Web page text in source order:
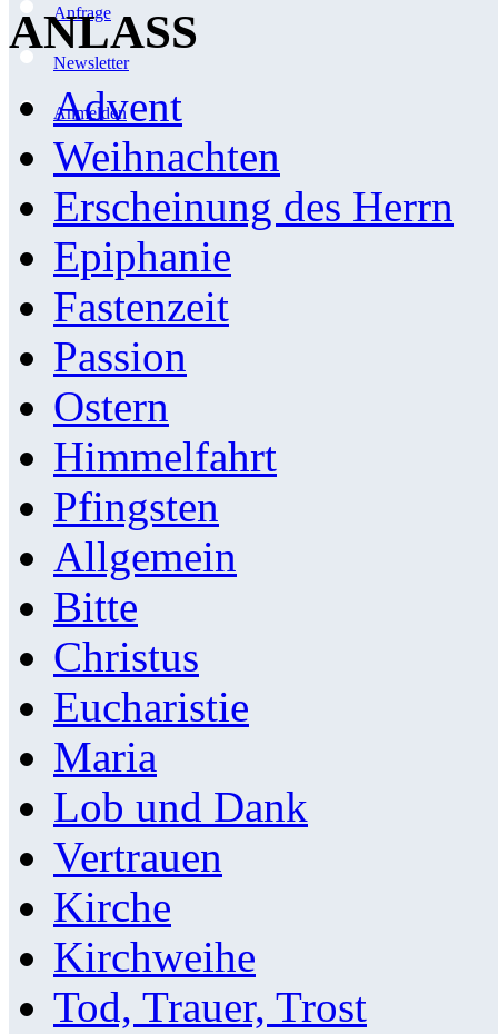
Anfrage
Newsletter
Anmelden
ANLASS
Advent
Weihnachten
Erscheinung des Herrn
Epiphanie
Fastenzeit
Passion
Ostern
Himmelfahrt
Pfingsten
Allgemein
Bitte
Christus
Eucharistie
Maria
Lob und Dank
Vertrauen
Kirche
Kirchweihe
Tod, Trauer, Trost